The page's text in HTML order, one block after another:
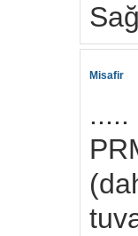
Misafir
.....